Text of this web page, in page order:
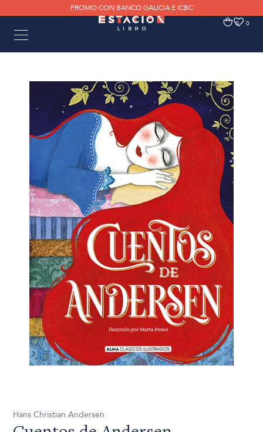
PROMO CON BANCO GALICIA E ICBC
0 0
Hans Christian Andersen